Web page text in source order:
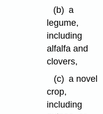
(b) a
legume,
including
alfalfa and
clovers,
(c) a novel
crop,
including